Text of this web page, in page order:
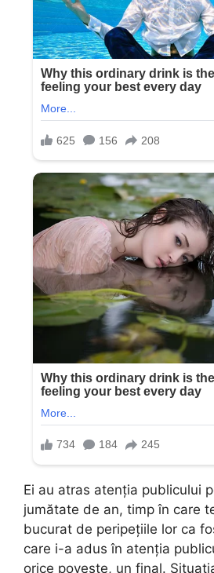
Ei au atras atenția publicului
jumătate de an, timp în care
bucurat de peripețiile lor ca
care i-a adus în atenția
orice poveste, un final.